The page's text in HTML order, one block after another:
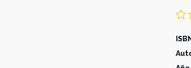
ISBN